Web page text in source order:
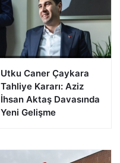
Utku Caner Çaykara
Tahliye Kararı: Aziz
İhsan Aktaş Davasında
Yeni Gelişme